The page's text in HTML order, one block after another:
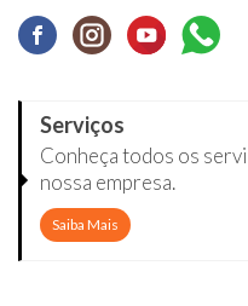
Serviços
Conheça todos os
nossa empresa.
Saiba Mais